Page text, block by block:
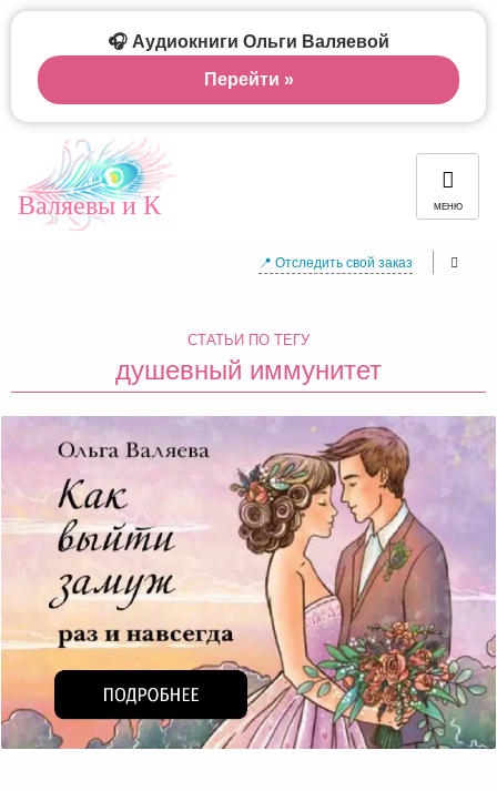
Валяевы и К МЕНЮ
📍 Отследить свой заказ
СТАТЬИ ПО ТЕГУ
душевный иммунитет
🎧 Аудиокниги Ольги Валяевой
Перейти »